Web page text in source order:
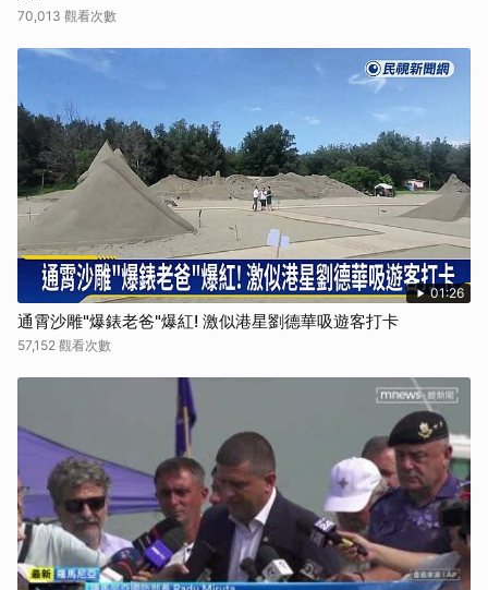
70,013 觀看次數
01:26
通霄沙雕"爆錶老爸"爆紅! 激似港星劉德華吸遊客打卡
57,152 觀看次數